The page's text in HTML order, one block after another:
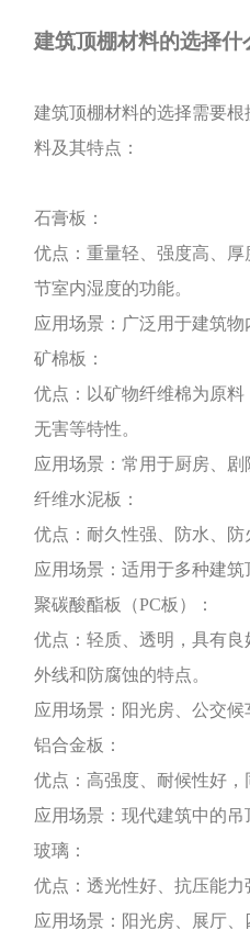
建筑顶棚材料的选择什
建筑顶棚材料的选择需要
料及其特点：
石膏板：
优点：重量轻、强度高、
节室内湿度的功能。
应用场景：广泛用于建筑物
矿棉板：
优点：以矿物纤维棉为原
无害等特性。
应用场景：常用于厨房、剧
纤维水泥板：
优点：耐久性强、防水、
应用场景：适用于多种建筑
聚碳酸酯板（PC板）：
优点：轻质、透明，具有
外线和防腐蚀的特点。
应用场景：阳光房、公交候
铝合金板：
优点：高强度、耐候性好，
应用场景：现代建筑中的吊
玻璃：
优点：透光性好、抗压能力
应用场景：阳光房、展厅